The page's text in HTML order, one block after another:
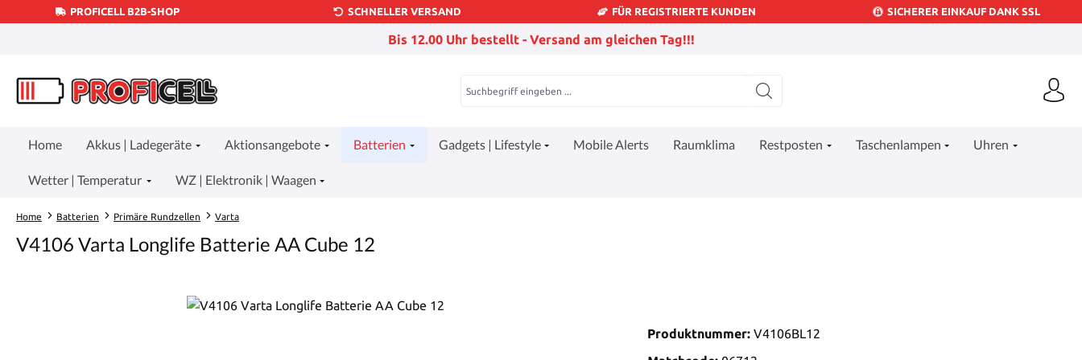
Hauptinhalt springen
Zur Suche springen
Zur Hauptnavigation springen
PROFICELL B2B-SHOP SCHNELLER VERSAND FÜR REGISTRIERTE KUNDEN SICHERER EINKAUF DANK SSL
Bis 12.00 Uhr bestellt - Versand am gleichen Tag!!!
Home Akkus | Ladegeräte Aktionsangebote Batterien Gadgets | Lifestyle Mobile Alerts Raumklima Restposten Taschenlampen Uhren
Wetter | Temperatur WZ | Elektronik | Waagen
Home Batterien Primäre Rundzellen Varta
V4106 Varta Longlife Batterie AA Cube 12
Produktnummer: V4106BL12